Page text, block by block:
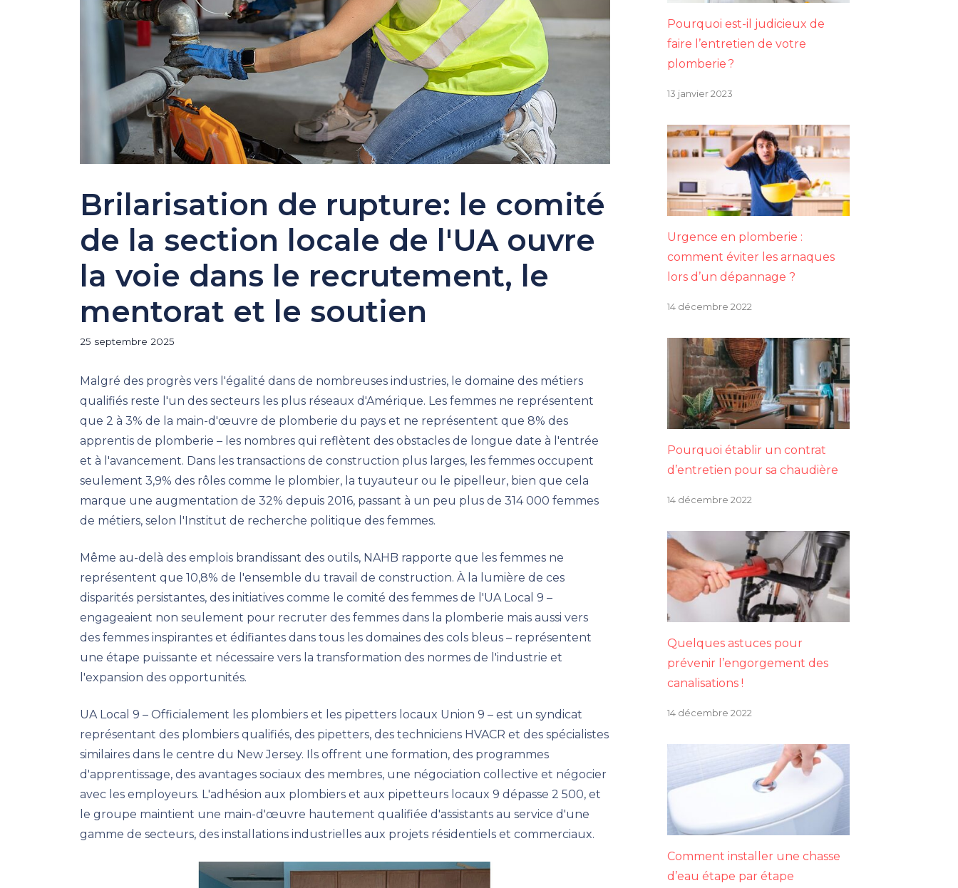
Brilarisation de rupture: le comité
de la section locale de l'UA ouvre
la voie dans le recrutement, le
mentorat et le soutien
25 septembre 2025
Malgré des progrès vers l'égalité dans de nombreuses industries, le domaine des métiers
qualifiés reste l'un des secteurs les plus réseaux d'Amérique. Les femmes ne représentent
que 2 à 3% de la main-d'œuvre de plomberie du pays et ne représentent que 8% des
apprentis de plomberie – les nombres qui reflètent des obstacles de longue date à l'entrée
et à l'avancement. Dans les transactions de construction plus larges, les femmes occupent
seulement 3,9% des rôles comme le plombier, la tuyauteur ou le pipelleur, bien que cela
marque une augmentation de 32% depuis 2016, passant à un peu plus de 314 000 femmes
de métiers, selon l'Institut de recherche politique des femmes.
Même au-delà des emplois brandissant des outils, NAHB rapporte que les femmes ne
représentent que 10,8% de l'ensemble du travail de construction. À la lumière de ces
disparités persistantes, des initiatives comme le comité des femmes de l'UA Local 9 –
engageaient non seulement pour recruter des femmes dans la plomberie mais aussi vers
des femmes inspirantes et édifiantes dans tous les domaines des cols bleus – représentent
une étape puissante et nécessaire vers la transformation des normes de l'industrie et
l'expansion des opportunités.
UA Local 9 – Officialement les plombiers et les pipetters locaux Union 9 – est un syndicat
représentant des plombiers qualifiés, des pipetters, des techniciens HVACR et des spécialistes
similaires dans le centre du New Jersey. Ils offrent une formation, des programmes
d'apprentissage, des avantages sociaux des membres, une négociation collective et négocier
avec les employeurs. L'adhésion aux plombiers et aux pipetteurs locaux 9 dépasse 2 500, et
le groupe maintient une main-d'œuvre hautement qualifiée d'assistants au service d'une
gamme de secteurs, des installations industrielles aux projets résidentiels et commerciaux.
Pourquoi est-il judicieux de
faire l’entretien de votre
plomberie ?
13 janvier 2023
Urgence en plomberie :
comment éviter les arnaques
lors d’un dépannage ?
14 décembre 2022
Pourquoi établir un contrat
d’entretien pour sa chaudière
14 décembre 2022
Quelques astuces pour
prévenir l’engorgement des
canalisations !
14 décembre 2022
Comment installer une chasse
d’eau étape par étape